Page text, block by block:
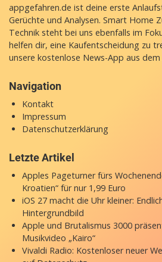
appgefahren.de ist deine erste
Gerüchte und Analysen. Smart Home
Technik steht bei uns ebenfalls im
helfen dir, eine Kaufentscheidung zu
unsere kostenlose News-App aus
Navigation
Kontakt
Impressum
Datenschutzerklärung
Letzte Artikel
Apples Pageturner fürs
Kroatien“ für nur 1,99 Euro
iOS 27 macht die Uhr kleiner:
Hintergrundbild
Apple und Brutalismus 3000
Musikvideo „Kairo“
Vivaldi Radio: Kostenloser neuer